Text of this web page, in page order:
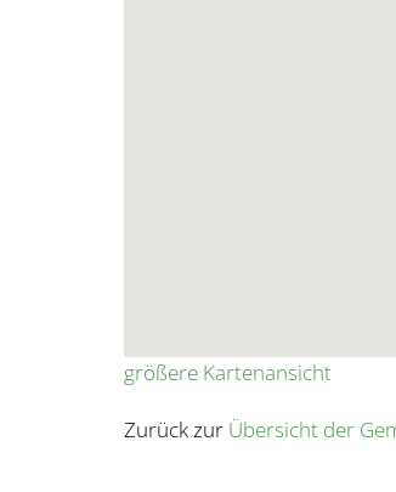
größere Kartenansicht
Zurück zur Übersicht der